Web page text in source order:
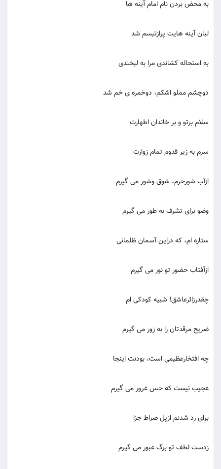
به محض بردن نام امام آینه ها
لبان آینه هایت پرازتبسم شد
به استحاله کشاندی مرا به لبخندی
دوچشم مملو اشکم، دوخمره ی خم شد
سلام برتو و بر خاندان اطهارت
سرم به زیر قدوم تمام زوارت
ازآب شورحرم، شوق وشور می گیرم
وضو برای تشرف به طور می گیرم
ستاره ام، که دراین آسمان ظلمانی
ازآفتاب حضور تو نور می گیرم
چقدرزائرعاشق! شبیه کودکی ام
ضریح مرقدتان را به زور می گیرم
چه افتخارعظیمی است، بودنت اینجا
عجیب نیست که حس غرور می گیرم
برای رد شدنم ازپل صراط جزا
زدست لطف تو برگ عبور می گیرم